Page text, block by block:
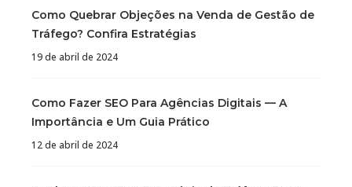
Como Quebrar Objeções na Venda de Gestão de
Tráfego? Confira Estratégias
19 de abril de 2024
Como Fazer SEO Para Agências Digitais — A
Importância e Um Guia Prático
12 de abril de 2024